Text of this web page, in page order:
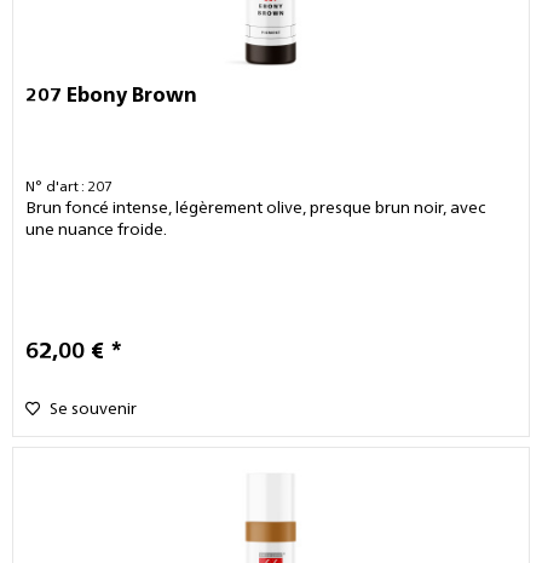
207 Ebony Brown
N° d'art : 207
Brun foncé intense, légèrement olive, presque brun noir, avec
une nuance froide.
62,00 € *
Se souvenir